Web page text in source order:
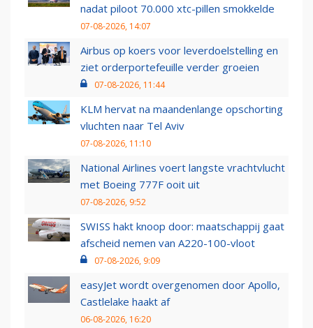
nadat piloot 70.000 xtc-pillen smokkelde
07-08-2026, 14:07
Airbus op koers voor leverdoelstelling en
ziet orderportefeuille verder groeien
07-08-2026, 11:44
KLM hervat na maandenlange opschorting
vluchten naar Tel Aviv
07-08-2026, 11:10
National Airlines voert langste vrachtvlucht
met Boeing 777F ooit uit
07-08-2026, 9:52
SWISS hakt knoop door: maatschappij gaat
afscheid nemen van A220-100-vloot
07-08-2026, 9:09
easyJet wordt overgenomen door Apollo,
Castlelake haakt af
06-08-2026, 16:20